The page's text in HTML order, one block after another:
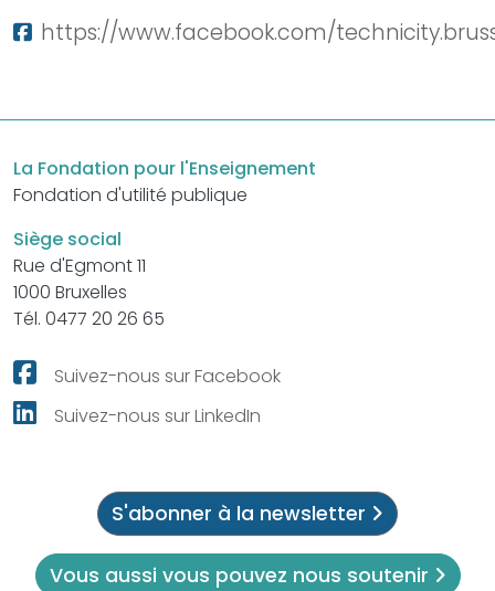
https://www.facebook.com/
La Fondation pour l'Enseignement
Fondation d'utilité publique
Siège social
Rue d'Egmont 11
1000 Bruxelles
Tél. 0477 20 26 65
Suivez-nous sur Facebook
Suivez-nous sur LinkedIn
S'abonner à la newsletter
Vous aussi vous pouvez nous soutenir